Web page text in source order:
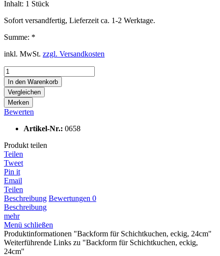
Inhalt: 1 Stück
Sofort versandfertig, Lieferzeit ca. 1-2 Werktage.
Summe: *
inkl. MwSt. zzgl. Versandkosten
In den Warenkorb
Vergleichen
Merken
Bewerten
Artikel-Nr.: 0658
Produkt teilen
Teilen
Tweet
Pin it
Email
Teilen
Beschreibung Bewertungen 0
Beschreibung
mehr
Menü schließen
Produktinformationen "Backform für Schichtkuchen, eckig, 24cm"
Weiterführende Links zu "Backform für Schichtkuchen, eckig,
24cm"